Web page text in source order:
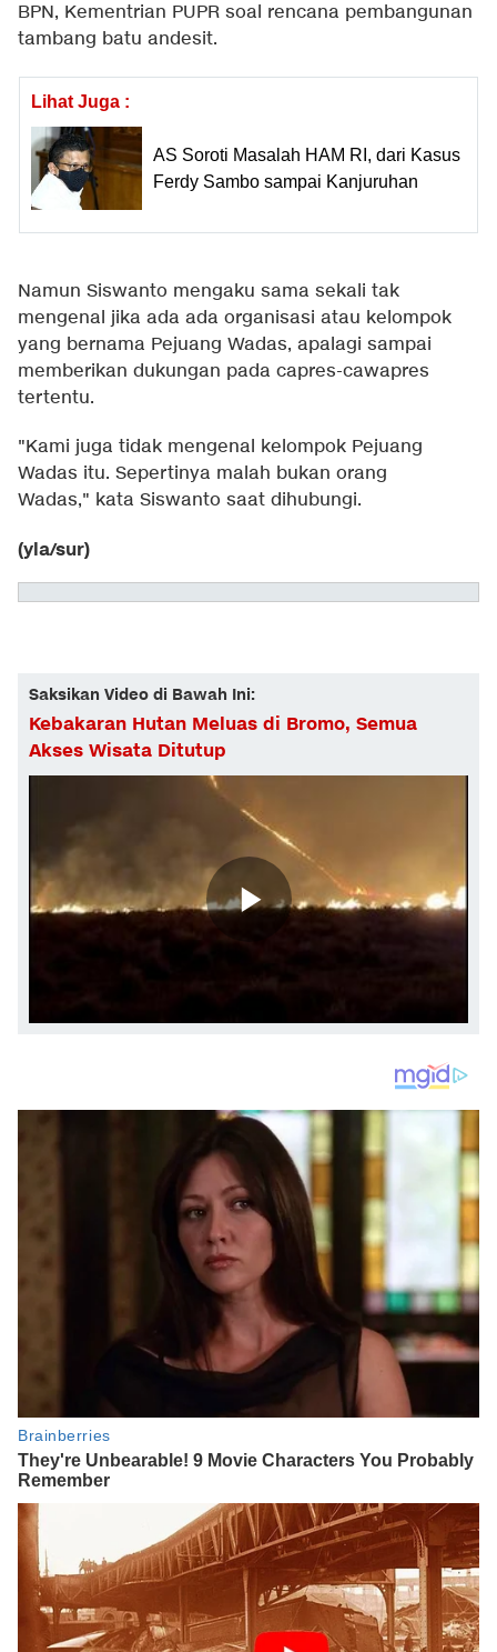
BPN, Kementrian PUPR soal rencana pembangunan
tambang batu andesit.
Lihat Juga :
AS Soroti Masalah HAM RI, dari Kasus
Ferdy Sambo sampai Kanjuruhan
Namun Siswanto mengaku sama sekali tak
mengenal jika ada ada organisasi atau kelompok
yang bernama Pejuang Wadas, apalagi sampai
memberikan dukungan pada capres-cawapres
tertentu.
"Kami juga tidak mengenal kelompok Pejuang
Wadas itu. Sepertinya malah bukan orang
Wadas," kata Siswanto saat dihubungi.
(yla/sur)
Saksikan Video di Bawah Ini:
Kebakaran Hutan Meluas di Bromo, Semua
Akses Wisata Ditutup